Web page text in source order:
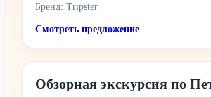
Бренд: Tripster
Смотреть предложение
Обзорная экскурсия по